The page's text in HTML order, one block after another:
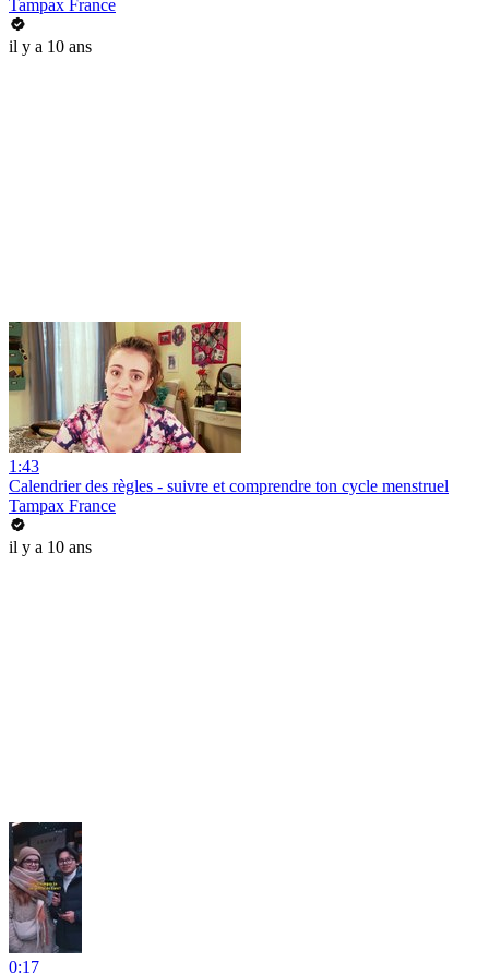
Tampax France
il y a 10 ans
1:43
Calendrier des règles - suivre et comprendre ton cycle menstruel
Tampax France
il y a 10 ans
0:17